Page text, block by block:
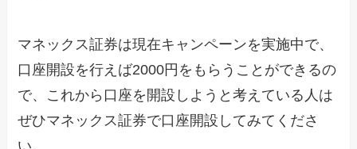
マネックス証券は現在キャンペーンを実施中で、
口座開設を行えば2000円をもらうことができるの
で、これから口座を開設しようと考えている人は
ぜひマネックス証券で口座開設してみてくださ